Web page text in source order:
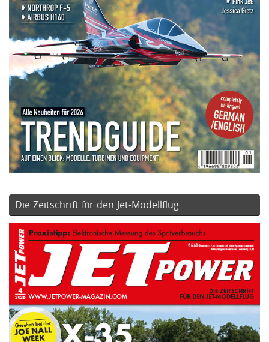
Die Zeitschrift für den Jet-Modellflug